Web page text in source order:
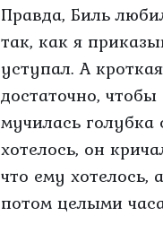
Правда, Биль
так, как я
уступал. А
достаточно,
мучилась
хотелось, он
что ему
потом целыми